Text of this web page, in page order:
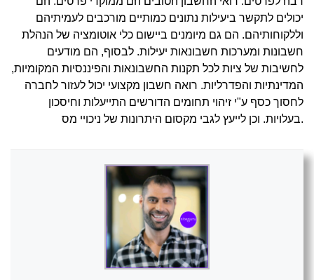
יכולים לתקשר ביעילות נתונים כמותיים מורכבים לעמיתיהם
וללקוחותיהם. הם גם מיומנים ביישום כלי אוטומציה של הנהלת
חשבונות ומערכות חשבונאות יעילות. לבסוף, הם מודעים
לחשיבות של ציות לכל תקנות החשבונאות והפיננסיות המקומיות,
המדינתיות והפדרליות. רואה חשבון מקצועי יכול לעזור לחברה
לחסוך כסף ע"י זיהוי תחומים הדורשים התייעלות וחיסכון
בעלויות. וכן לייעץ לגבי מקסום היתרונות של ניכויי מס.